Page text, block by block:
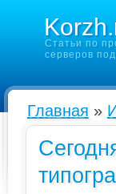
Статьи по
серверов
Главная »